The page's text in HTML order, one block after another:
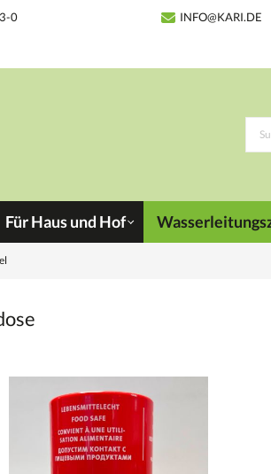
0 INFO@KARI.DE
Für Haus und Hof